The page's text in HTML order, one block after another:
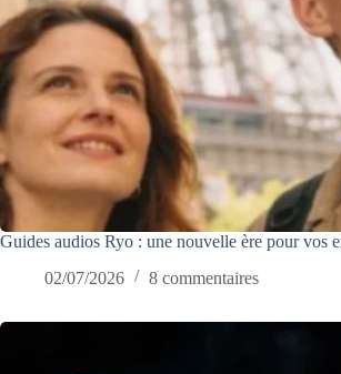
Guides audios Ryo : une nouvelle ère pour vos
02/07/2026
8 commentaires